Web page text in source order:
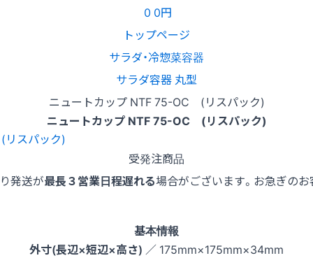
0 0円
トップページ
サラダ・冷惣菜容器
サラダ容器 丸型
ニュートカップ NTF 75-OC (リスパック)
ニュートカップ NTF 75-OC (リスパック)
受発注商品
発送が最長３営業日程遅れる場合がございます。お急ぎの
基本情報
外寸(長辺×短辺×高さ) ／ 175mm×175mm×34mm